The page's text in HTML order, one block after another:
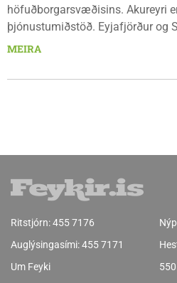
höfuðborgarsvæðisins. Akureyri
þjónustumiðstöð. Eyjafjörður og
bestu landbúnaðarsvæða
svæðinu er verið að þróa
MEIRA
Ritstjórn:455 7176
Auglýsingasími:455 7171
Um Feyki